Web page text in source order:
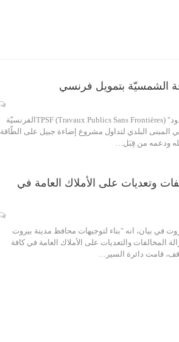
الشمسيّة بتمويل فرنسي
زار وفد من جمعيّة "الأشغال العامّة بلا حدود" TPSF (Travaux Publics Sans Frontières)الفرنسيّة
البلدي لتداول مشروع إضاءة جبيل على الطّاقة
ودعمه من قِبَل…
وتعديات على الأملاك العامة في
في بيان، انه "بناء لتوجيهات محافظ مدينة بيروت
المخالفات والتعديات على الأملاك العامة في كافة
قامت دائرة السير…